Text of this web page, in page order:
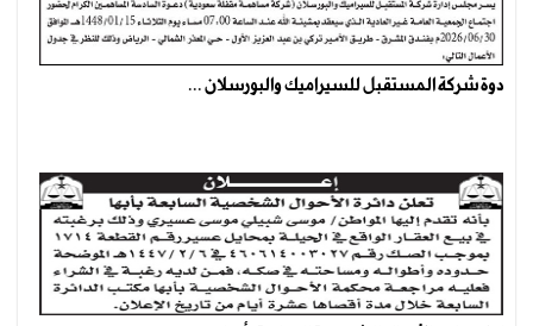
دوة شركة المستقبل للسيراميك والبورسلان ...